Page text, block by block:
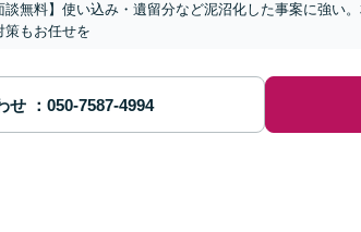
談無料】使い込み・遺留分など泥沼化した事案に強い
策もお任せを
せ